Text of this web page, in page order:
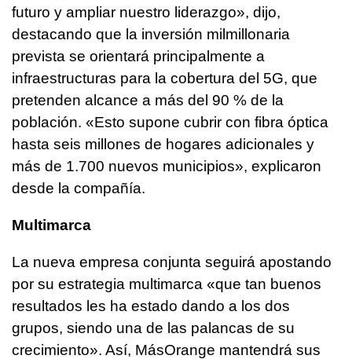
futuro y ampliar nuestro liderazgo», dijo,
destacando que la inversión milmillonaria
prevista se orientará principalmente a
infraestructuras para la cobertura del 5G, que
pretenden alcance a más del 90 % de la
población. «Esto supone cubrir con fibra óptica
hasta seis millones de hogares adicionales y
más de 1.700 nuevos municipios», explicaron
desde la compañía.
Multimarca
La nueva empresa conjunta seguirá apostando
por su estrategia multimarca «que tan buenos
resultados les ha estado dando a los dos
grupos, siendo una de las palancas de su
crecimiento». Así, MásOrange mantendrá sus